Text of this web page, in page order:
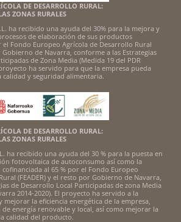
DE DESARROLLO RURAL:
ZONAS RURALES
ha recibido una ayuda del 30% para la mejora y
de elaboración de sus productos
el Fondo Europeo Agrícola de Desarrollo Rural
Gobierno de Navarra, conforme a las Estrategias
de Zona Media (Medida 19 del PDR
ha servido para que la empresa pueda
y seguridad alimentaria.
DE DESARROLLO RURAL:
ZONAS RURALES
ha recibido una ayuda del 30 % para la puesta en
fotovoltaica de autoconsumo así como la
al 65 % por el Fondo Europeo
(FEADER) y el resto por Gobierno de Navarra,
de Desarrollo Local Participadas de zona Media
2014-2020). El proyecto ha servido a la
la eficiencia energética de la empresa,
energía renovable y local, así como mejorar la
calidad del producto.